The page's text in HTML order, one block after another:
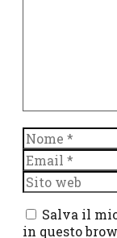
Nome
Email
Sito
web
Salva il
in questo